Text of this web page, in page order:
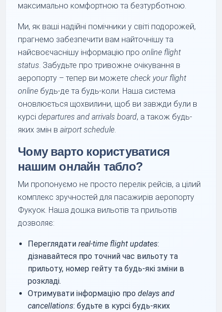
максимально комфортною та безтурботною.
Ми, як ваші надійні помічники у світі подорожей,
прагнемо забезпечити вам найточнішу та
найсвоєчаснішу інформацію проonline flight
status . Забудьте про тривожне очікування в
аеропорту – тепер ви можетеcheck your flight
online будь-де та будь-коли. Наша система
оновлюється щохвилини, щоб ви завжди були в
курсіdepartures and arrivals board, а також будь-
яких змін вairport schedule
Чому варто користуватися
нашим онлайн табло?
Ми пропонуємо не просто перелік рейсів, а цілий
комплекс зручностей для пасажирів аеропорту
Фукуок. Наша дошка вильотів та прильотів
дозволяє:
Переглядатиreal-time flight updates:
дізнавайтеся про точний час вильоту та
прильоту, номер гейту та будь-які зміни в
розкладі.
Отримувати інформацію проdelays and
cancellations: будьте в курсі будь-яких